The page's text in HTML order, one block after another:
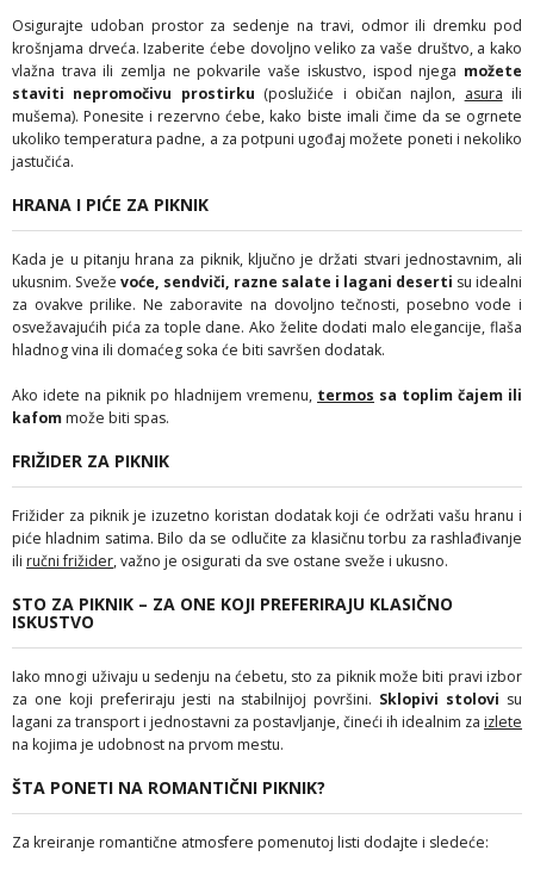
Osigurajte udoban prostor za sedenje na travi, odmor ili dremku pod
krošnjama drveća. Izaberite ćebe dovoljno veliko za vaše društvo, a kako
vlažna trava ili zemlja ne pokvarile vaše iskustvo, ispod njega možete
staviti nepromočivu prostirku (poslužiće i običan najlon, asura ili
mušema). Ponesite i rezervno ćebe, kako biste imali čime da se ogrnete
ukoliko temperatura padne, a za potpuni ugođaj možete poneti i nekoliko
jastučića.
HRANA I PIĆE ZA PIKNIK
Kada je u pitanju hrana za piknik, ključno je držati stvari jednostavnim, ali
ukusnim. Sveže voće, sendviči, razne salate i lagani deserti su idealni
za ovakve prilike. Ne zaboravite na dovoljno tečnosti, posebno vode i
osvežavajućih pića za tople dane. Ako želite dodati malo elegancije, flaša
hladnog vina ili domaćeg soka će biti savršen dodatak.
Ako idete na piknik po hladnijem vremenu, termos sa toplim čajem ili
kafommože biti spas.
FRIŽIDER ZA PIKNIK
Frižider za piknik je izuzetno koristan dodatak koji će održati vašu hranu i
piće hladnim satima. Bilo da se odlučite za klasičnu torbu za rashlađivanje
ili ručni frižider, važno je osigurati da sve ostane sveže i ukusno.
STO ZA PIKNIK – ZA ONE KOJI PREFERIRAJU KLASIČNO
ISKUSTVO
Iako mnogi uživaju u sedenju na ćebetu, sto za piknik može biti pravi izbor
za one koji preferiraju jesti na stabilnijoj površini. Sklopivi stolovi su
lagani za transport i jednostavni za postavljanje, čineći ih idealnim za izlete
na kojima je udobnost na prvom mestu.
ŠTA PONETI NA ROMANTIČNI PIKNIK?
Za kreiranje romantične atmosfere pomenutoj listi dodajte i sledeće: